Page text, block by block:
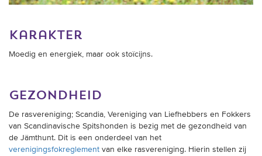
karakter
Moedig en energiek, maar ook stoïcijns.
gezondheid
De rasvereniging; Scandia, Vereniging van Liefhebbers en Fokkers
van Scandinavische Spitshonden is bezig met de gezondheid van
de Jämthunt. Dit is een onderdeel van het
verenigingsfokreglement van elke rasvereniging. Hierin stellen zij